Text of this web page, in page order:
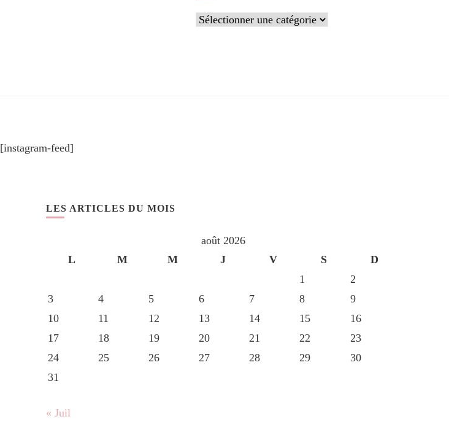
Catégories
[instagram-feed]
LES ARTICLES DU MOIS
août 2026
L
M M J V S
D
1
2
3
4 5 6 7 8
9
10
11 12 13 14 15
16
17
18 19 20 21 22
23
24
25 26 27 28 29
30
31
« Juil